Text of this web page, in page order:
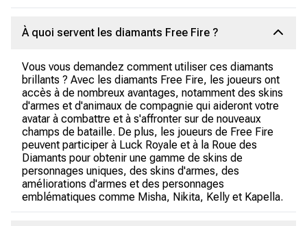
À quoi servent les diamants Free Fire ?
Vous vous demandez comment utiliser ces diamants
brillants ? Avec les diamants Free Fire, les joueurs ont
accès à de nombreux avantages, notamment des skins
d'armes et d'animaux de compagnie qui aideront votre
avatar à combattre et à s'affronter sur de nouveaux
champs de bataille. De plus, les joueurs de Free Fire
peuvent participer à Luck Royale et à la Roue des
Diamants pour obtenir une gamme de skins de
personnages uniques, des skins d'armes, des
améliorations d'armes et des personnages
emblématiques comme Misha, Nikita, Kelly et Kapella.